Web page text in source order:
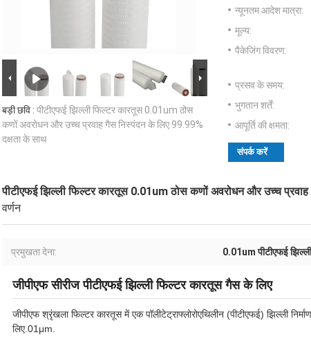
बड़ी छवि : पीटीएफई झिल्ली फिल्टर कारतूस 0.01um ठोस
कणों अवरोधन और उच्च प्रवाह गैस निस्पंदन के लिए 99.99%
दक्षता के साथ
न्यूनतम आदेश मात्रा:
मूल्य:
पैकेजिंग विवरण:
प्रसव के समय:
भुगतान शर्तें:
आपूर्ति की क्षमता:
संपर्क करें
पीटीएफई झिल्ली फिल्टर कारतूस 0.01um ठोस कणों अवरोधन और उच्च
वर्णन
प्रमुखता देना: 0.01um पीटीएफई
जीपीएफ सीरीज पीटीएफई झिल्ली फिल्टर कारतूस गैस के लिए
जीपीएफ श्रृंखला फिल्टर कारतूस में एक पॉलीटेट्राफ्लोरोएथिलीन (पीटीएफई) झिल्ली
लिए.01μm.